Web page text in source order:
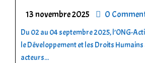
13 novembre 2025 0
Du 02 au 04 septembre 2025, l’ONG-
le Développement et les Droits Humains
acteurs...